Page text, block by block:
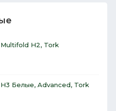
H2, Tork
Белые, Advanced, Tork